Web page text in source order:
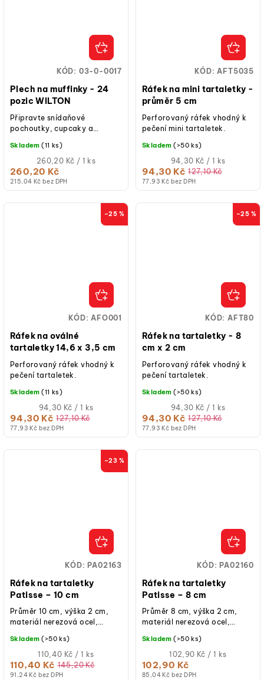
Plech na muffinky - 24
pozic WILTON
215,04 Kč bez DPH
260,20 Kč
Měrná
cena:
260,20 Kč / 1 ks
Skladem (11 ks)
Připravte snídaňové
pochoutky, cupcaky a
místné formě na muffiny.
KÓD: 03-0-0017
Ráfek na mini tartaletky -
průměr 5 cm
77,93 Kč bez DPH
94,30 Kč 127,10 Kč
Měrná
cena:
94,30 Kč / 1 ks
Skladem (>50 ks)
Perforovaný ráfek vhodný k
pečení mini tartaletek.
KÓD:AFT5035
–25 %
Ráfek na oválné
tartaletky 14,6 x 3,5 cm
77,93 Kč bez DPH
94,30 Kč 127,10 Kč
Měrná
cena:
94,30 Kč / 1 ks
Skladem (11 ks)
Perforovaný ráfek vhodný k
pečení tartaletek.
KÓD:AFO001
–25 %
Ráfek na tartaletky - 8
cm x 2 cm
77,93 Kč bez DPH
94,30 Kč 127,10 Kč
Měrná
cena:
94,30 Kč / 1 ks
Skladem (>50 ks)
Perforovaný ráfek vhodný k
pečení tartaletek.
KÓD: AFT80
–23 %
Ráfek na tartaletky
Patisse – 10 cm
91,24 Kč bez DPH
110,40 Kč 145,20 Kč
Měrná
cena:
110,40 Kč / 1 ks
Skladem (>50 ks)
Průměr 10 cm, výška 2 cm,
materiál nerezová ocel,
pečení, vhodné do myčky,
pro sladké i...
KÓD:PA02163
Ráfek na tartaletky
Patisse – 8 cm
85,04 Kč bez DPH
102,90 Kč
Měrná
cena:
102,90 Kč / 1 ks
Skladem (>50 ks)
Průměr 8 cm, výška 2 cm,
materiál nerezová ocel,
pečení, vhodné do myčky,
pro sladké i...
KÓD:PA02160